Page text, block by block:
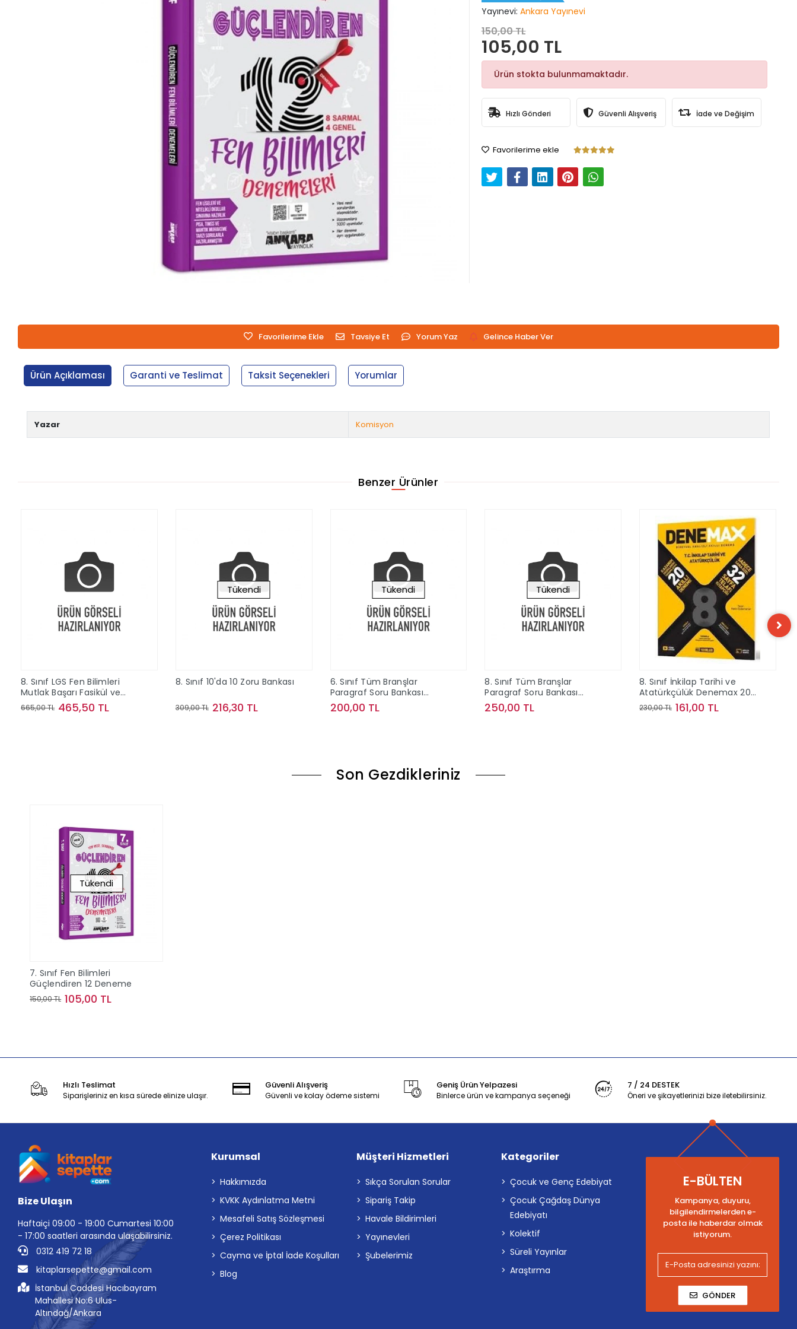
Yayınevi: Ankara Yayınevi
150,00 TL
105,00 TL
Ürün stokta bulunmamaktadır.
Hızlı Gönderi Güvenli Alışveriş İade ve Değişim
Favorilerime ekle
Favorilerime Ekle Tavsiye Et Yorum Yaz Gelince Haber Ver
Ürün Açıklaması Garanti ve Teslimat Taksit Seçenekleri Yorumlar
Yazar Komisyon
Benzer Ürünler
8. Sınıf LGS Fen Bilimleri
Mutlak Başarı Fasikül ve
Soru Bankası
665,00 TL 465,50 TL
Tükendi
8. Sınıf 10'da 10 Zoru Bankası
309,00 TL 216,30 TL
Tükendi
6. Sınıf Tüm Branşlar
Paragraf Soru Bankası
Editör Yayınları
200,00 TL
Tükendi
8. Sınıf Tüm Branşlar
Paragraf Soru Bankası
Editör Yayınları
250,00 TL
8. Sınıf İnkilap Tarihi ve
Atatürkçülük Denemax 20 li
Akıllı Deneme Hız Yayınları
230,00 TL 161,00 TL
Son Gezdikleriniz
Tükendi
7. Sınıf Fen Bilimleri
Güçlendiren 12 Deneme
150,00 TL 105,00 TL
Hızlı Teslimat
Siparişleriniz en kısa sürede elinize ulaşır.
Güvenli Alışveriş
Güvenli ve kolay ödeme sistemi
Geniş Ürün Yelpazesi
Binlerce ürün ve kampanya seçeneği
7 / 24 DESTEK
Öneri ve şikayetlerinizi bize iletebilirsiniz.
Bize Ulaşın
Haftaiçi 09:00 - 19:00 Cumartesi 10:00
- 17:00 saatleri arasında ulaşabilirsiniz.
0312 419 72 18
kitaplarsepette@gmail.com
İstanbul Caddesi Hacıbayram
Mahallesi No:6 Ulus-
Altındağ/Ankara
Kurumsal
Hakkımızda
KVKK Aydınlatma Metni
Mesafeli Satış Sözleşmesi
Çerez Politikası
Cayma ve İptal İade Koşulları
Blog
Müşteri Hizmetleri
Sıkça Sorulan Sorular
Sipariş Takip
Havale Bildirimleri
Yayınevleri
Şubelerimiz
Kategoriler
Çocuk ve Genç Edebiyat
Çocuk Çağdaş Dünya
Edebiyatı
Kolektif
Süreli Yayınlar
Araştırma
E-BÜLTEN
Kampanya, duyuru,
bilgilendirmelerden e-
posta ile haberdar olmak
istiyorum.
GÖNDER